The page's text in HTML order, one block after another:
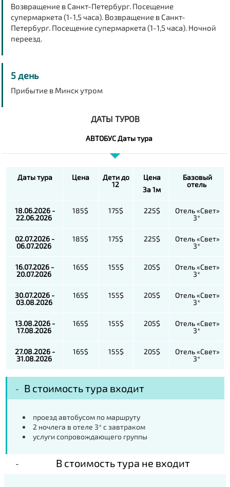
Возвращение в Санкт-Петербург. Посещение
супермаркета (1-1,5 часа). Возвращение в Санкт-
Петербург. Посещение супермаркета (1-1,5 часа). Ночной
переезд.
5 день
Прибытие в Минск утром
ДАТЫ ТУРОВ
АВТОБУС Даты тура
Даты тура Цена
Дети до
12
Цена
За 1м
Базовый
отель
18.06.2026 -
22.06.2026
185$ 175$ 225$
Отель «Свет»
3*
02.07.2026 -
06.07.2026
185$ 175$ 225$
Отель «Свет»
3*
16.07.2026 -
20.07.2026
165$ 155$ 205$
Отель «Свет»
3*
30.07.2026 -
03.08.2026
165$ 155$ 205$
Отель «Свет»
3*
13.08.2026 -
17.08.2026
165$ 155$ 205$
Отель «Свет»
3*
27.08.2026 -
31.08.2026
165$ 155$ 205$
Отель «Свет»
3*
В стоимость тура входит
проезд автобусом по маршруту
2 ночлега в отеле 3* с завтраком
услуги сопровождающего группы
В стоимость тура не входит